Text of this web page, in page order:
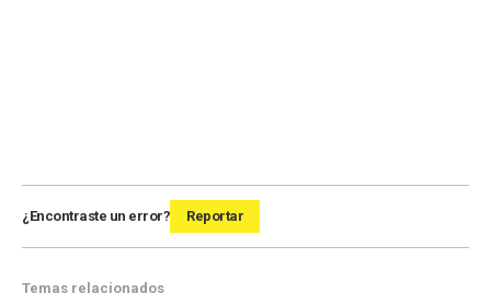
¿Encontraste un error? Reportar
Temas relacionados